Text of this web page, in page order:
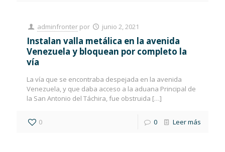
adminfronter por junio 2, 2021
Instalan valla metálica en la avenida
Venezuela y bloquean por completo la
vía
La vía que se encontraba despejada en la avenida
Venezuela, y que daba acceso a la aduana Principal de
la San Antonio del Táchira, fue obstruida […]
0 0 Leer más